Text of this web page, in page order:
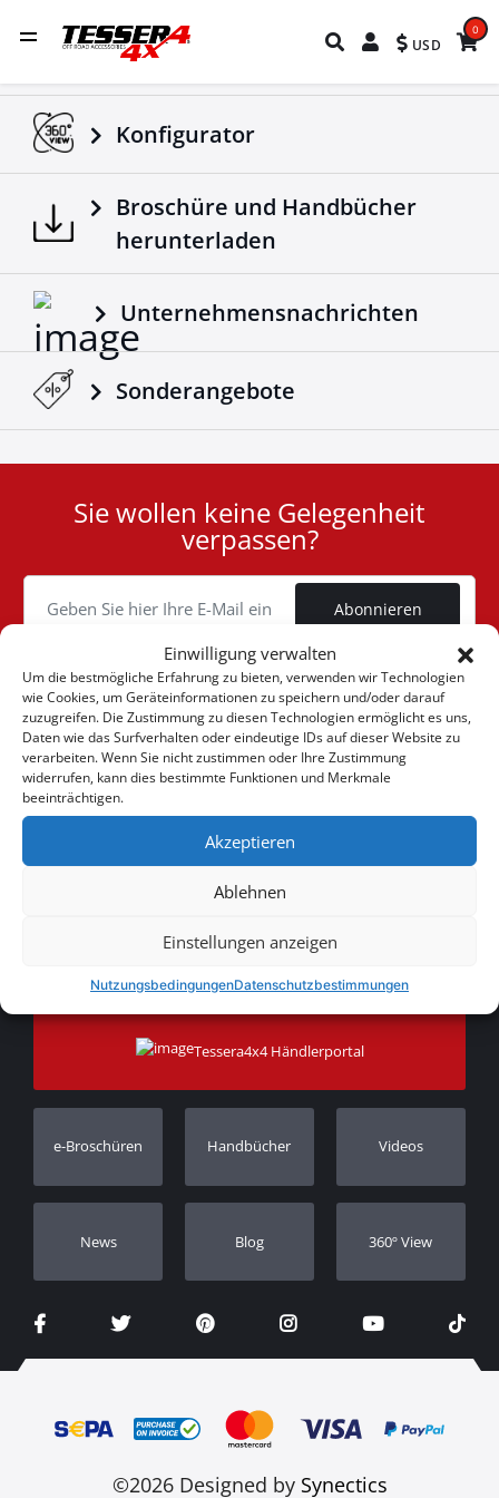
Einwilligung verwalten
Um die bestmögliche Erfahrung zu bieten, verwenden wir Technologien
wie Cookies, um Geräteinformationen zu speichern und/oder darauf
zuzugreifen. Die Zustimmung zu diesen Technologien ermöglicht es uns,
Daten wie das Surfverhalten oder eindeutige IDs auf dieser Website zu
verarbeiten. Wenn Sie nicht zustimmen oder Ihre Zustimmung
widerrufen, kann dies bestimmte Funktionen und Merkmale
beeinträchtigen.
Akzeptieren
Ablehnen
Einstellungen anzeigen
NutzungsbedingungenDatenschutzbestimmungen
USD
0
Konfigurator
Broschüre und Handbücher
herunterladen
Unternehmensnachrichten
Sonderangebote
Cookie
Sie wollen keine Gelegenheit
verpassen?
Abonnieren
(+30) 6947901533
Allgemeine Geschäftsbedingungen
Sehen Sie unsere Nachrichten
Sitemap
Zahlungsarten
Versandarten
KUNDENBETREUUNG
Kontakt
Kundendienst
Bestellung verfolgen
Händler
Tessera4x4 Händlerportal
e-Broschüren Handbücher Videos
Νews Blog 360º View
©2026 Designed by Synectics